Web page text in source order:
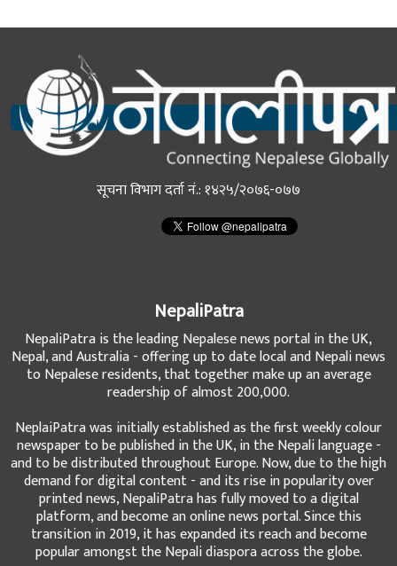
सूचना विभाग दर्ता नं.: १४२५/२०७६-०७७
NepaliPatra
NepaliPatra is the leading Nepalese news portal in the UK,
Nepal, and Australia - offering up to date local and Nepali news
to Nepalese residents, that together make up an average
readership of almost 200,000.
NeplaiPatra was initially established as the first weekly colour
newspaper to be published in the UK, in the Nepali language -
and to be distributed throughout Europe. Now, due to the high
demand for digital content - and its rise in popularity over
printed news, NepaliPatra has fully moved to a digital
platform, and become an online news portal. Since this
transition in 2019, it has expanded its reach and become
popular amongst the Nepali diaspora across the globe.